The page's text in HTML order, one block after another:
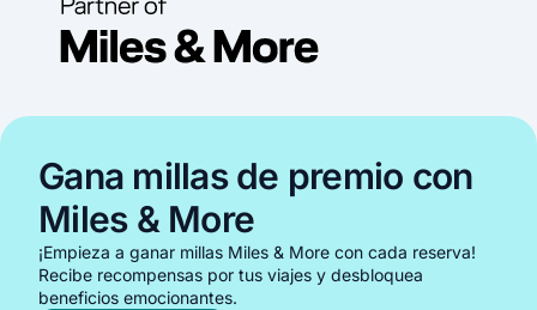
Gana millas de premio con
Miles & More
¡Empieza a ganar millas Miles & More con cada reserva!
Recibe recompensas por tus viajes y desbloquea
beneficios emocionantes.